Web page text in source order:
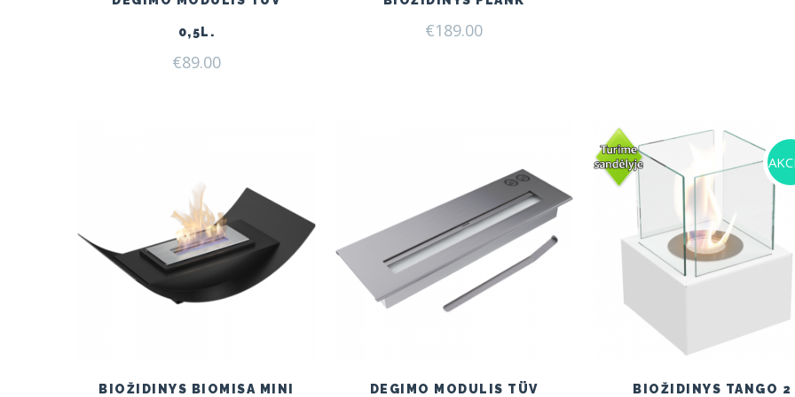
0,5L.
€89.00
€189.00
BIOŽIDINYS BIOMISA MINI DEGIMO MODULIS TÜV BIOŽIDINYS TANGO 2